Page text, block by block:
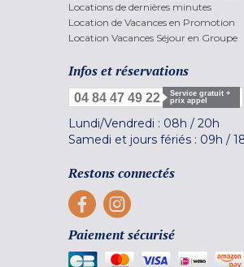
Locations de dernières minutes
Location de Vacances en Promotion
Location Vacances Séjour en Groupe
Infos et réservations
04 84 47 49 22
Service gratuit +
prix appel
Lundi/Vendredi : 08h / 20h
Samedi et jours fériés : 09h /
Restons connectés
Paiement sécurisé